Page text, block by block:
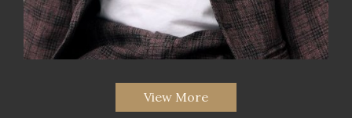
View More